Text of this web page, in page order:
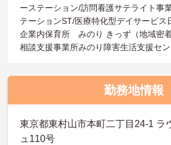
ーステーション/訪問看護サテライト事
テーションST/医療特化型デイサービス
企業内保育所 みのり きっず（地域密
相談支援事業所みのり障害生活支援セ
勤務地情報
東京都東村山市本町二丁目24-1 ラ
ュ110号